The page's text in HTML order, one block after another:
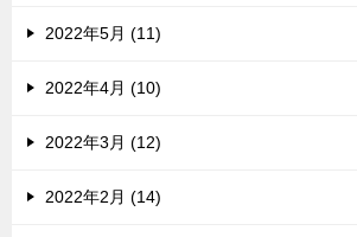
2022年5月 (11)
2022年4月 (10)
2022年3月 (12)
2022年2月 (14)